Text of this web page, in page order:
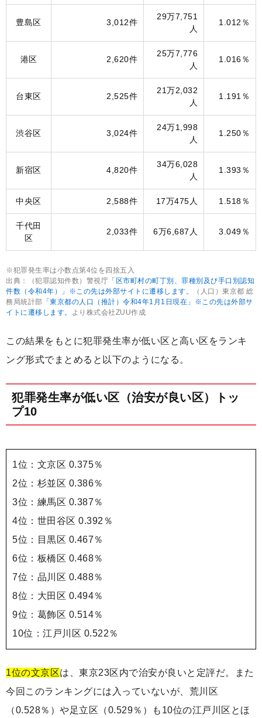
豊島区 3,012件
29万7,751
人
1.012％
港区 2,620件
25万7,776
人
1.016％
台東区 2,525件
21万2,032
人
1.191％
渋谷区 3,024件
24万1,998
人
1.250％
新宿区 4,820件
34万6,028
人
1.393％
中央区 2,588件 17万475人 1.518％
千代田
区
2,033件 6万6,687人 3.049％
※犯罪発生率は小数点第4位を四捨五入
出典：（犯罪認知件数）警視庁 「区市町村の町丁別、罪種別及び手口別認知
件数（令和4年）」※この先は外部サイトに遷移します。
（人口）東京都 総
務局統計部 「東京都の人口（推計）令和4年1月1日現在」※この先は外部サ
イトに遷移します。
より株式会社ZUU作成
この結果をもとに犯罪発生率が低い区と高い区をランキ
ング形式でまとめると以下のようになる。
犯罪発生率が低い区（治安が良い区）トッ
プ10
1位：文京区 0.375％
2位：杉並区 0.386％
3位：練馬区 0.387％
4位：世田谷区 0.392％
5位：目黒区 0.467％
6位：板橋区 0.468％
7位：品川区 0.488％
8位：大田区 0.494％
9位：葛飾区 0.514％
10位：江戸川区 0.522％
1位の文京区は、東京23区内で治安が良いと定評だ。また
今回このランキングには入っていないが、荒川区
（0.528％）や足立区（0.529％）も10位の江戸川区とほ